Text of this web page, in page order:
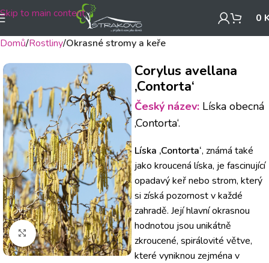
Skip to main content 0
Domů Rostliny Okrasné stromy a keře
Klikněte pro zvětšení
Corylus avellana
‚Contorta‘
Český název: Líska obecná
‚Contorta‘.
Líska ‚Contorta‘, známá také
jako kroucená líska, je fascinující
opadavý keř nebo strom, který
si získá pozornost v každé
zahradě. Její hlavní okrasnou
hodnotou jsou unikátně
zkroucené, spirálovité větve,
které vyniknou zejména v